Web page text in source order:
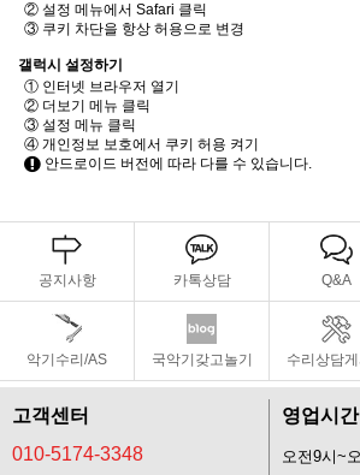
② 설정 메뉴에서 Safari 클릭
③ 쿠키 차단을 항상 허용으로 변경
갤럭시 설정하기
① 인터넷 브라우저 열기
② 더보기 메뉴 클릭
③ 설정 메뉴 클릭
④ 개인정보 보호에서 쿠키 허용 켜기
안드로이드 버전에 따라 다를 수 있습니다.
공지사항 카톡상담 Q&A
악기수리/AS 국악기갖고놀기 수리상담
고객센터
010-5174-3348
영업시간
오전9시~